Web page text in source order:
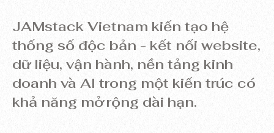
JAMstack Vietnam kiến tạo hệ
thống số độc bản - kết nối website,
dữ liệu, vận hành, nền tảng kinh
doanh và AI trong một kiến trúc có
khả năng mở rộng dài hạn.